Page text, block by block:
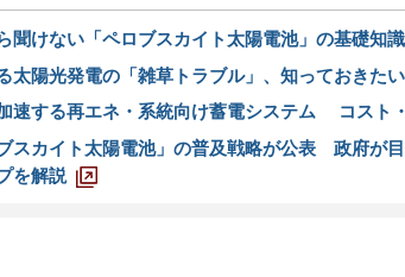
聞けない「ペロブスカイト太陽電池」の基礎知
太陽光発電の「雑草トラブル」、知っておきた
速する再エネ・系統向け蓄電システム コスト
ブスカイト太陽電池」の普及戦略が公表 政府が
を解説